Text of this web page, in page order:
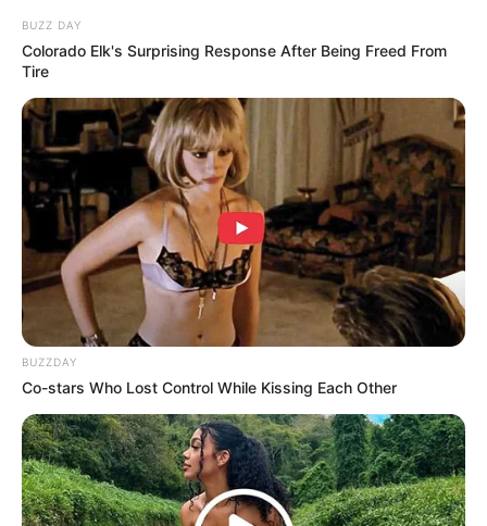
BUZZ DAY
Colorado Elk's Surprising Response After Being Freed From
Tire
BUZZDAY
Co-stars Who Lost Control While Kissing Each Other